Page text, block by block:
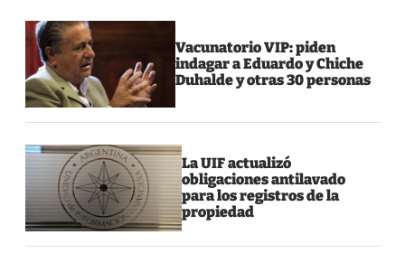
Vacunatorio VIP: piden
indagar a Eduardo y Chiche
Duhalde y otras 30 personas
La UIF actualizó
obligaciones antilavado
para los registros de la
propiedad